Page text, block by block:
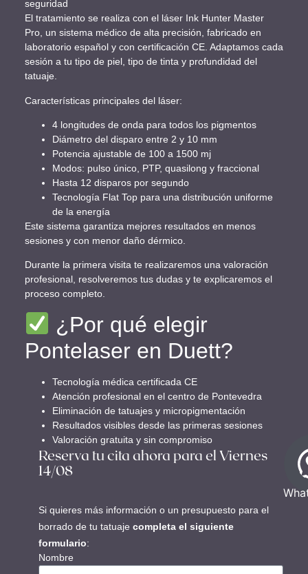
seguridad
El tratamiento se realiza con el láser Ink Hunter Master
Pro, un sistema médico de alta precisión, fabricado en
laboratorio español y con certificación CE. Adaptamos cada
sesión a tu tipo de piel, tipo de tinta y profundidad del
tatuaje.
Características principales del láser:
4 longitudes de onda para todos los pigmentos
Diámetro del disparo entre 2 y 10 mm
Potencia ajustable de 100 a 1500 mj
Modos: pulso único, PTP, quasilong y fraccional
Hasta 12 disparos por segundo
Tecnología Flat Top para una distribución uniforme
de la energía
Este sistema garantiza mejores resultados en menos
sesiones y con menor daño dérmico.
Durante la primera visita te realizaremos una valoración
profesional, resolveremos tus dudas y te explicaremos el
proceso completo.
¿Por qué elegir
Pontelaser en Duett?
Tecnología médica certificada CE
Atención profesional en el centro de Pontevedra
Eliminación de tatuajes y micropigmentación
Resultados visibles desde las primeras sesiones
Valoración gratuita y sin compromiso
Reserva tu cita ahora para el Viernes
14/08
Si quieres más información o un presupuesto para el
borrado de tu tatuaje completa el siguiente
formulario:
Nombre